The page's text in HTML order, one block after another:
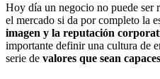
Hoy día un negocio no puede ser
el mercado si da por completo la
imagen y la reputación
importante definir una cultura de
serie de valores que sean